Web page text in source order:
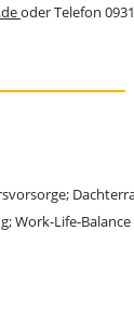
oder Telefon
Work-Life-Balance